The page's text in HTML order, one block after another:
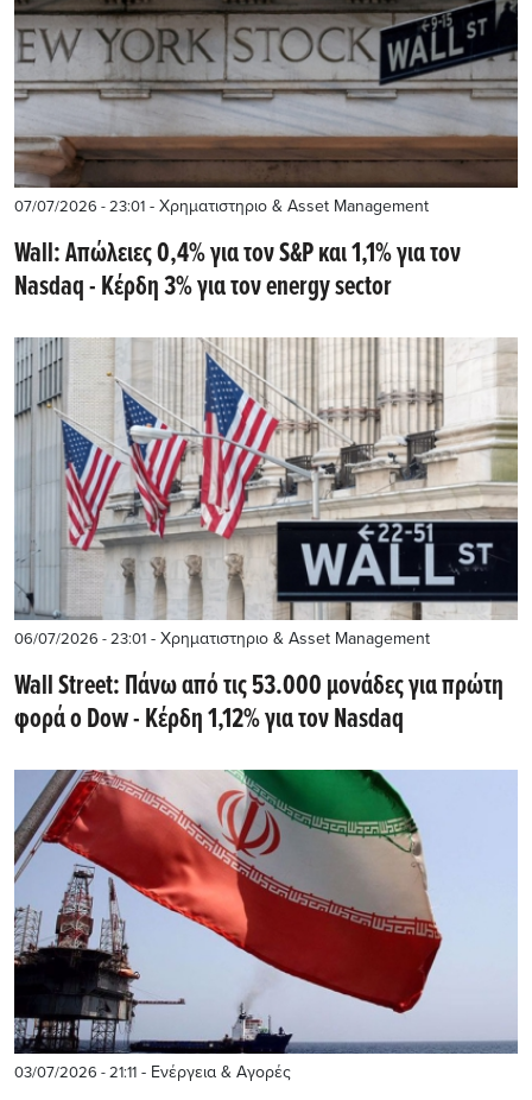
07/07/2026 - 23:01 - Χρηματιστηριο & Asset Management
Wall: Απώλειες 0,4% για τον S&P και 1,1% για τον
Nasdaq - Κέρδη 3% για τον energy sector
06/07/2026 - 23:01 - Χρηματιστηριο & Asset Management
Wall Street: Πάνω από τις 53.000 μονάδες για πρώτη
φορά ο Dow - Κέρδη 1,12% για τον Nasdaq
03/07/2026 - 21:11 - Ενέργεια & Αγορές